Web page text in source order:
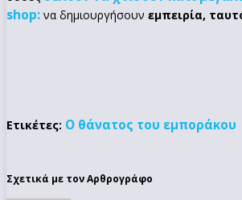
shop: να δημιουργήσουν εμπειρία,
Ετικέτες: Ο θάνατος του εμποράκου
Σχετικά με τον Αρθρογράφο